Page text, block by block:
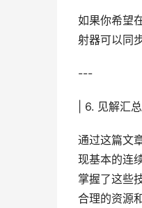
如果你希望
射器可以同
---
| 6. 见解汇总
通过这篇文
现基本的连
掌握了这些
合理的资源